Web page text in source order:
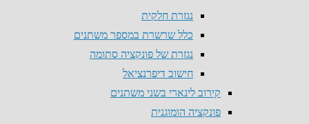
נגזרת חלקית
כלל שרשרת במספר משתנים
נגזרת של פונקציה סתומה
חישוב דיפרנציאל
קירוב לינארי בשני משתנים
פונקציה הומוגנית